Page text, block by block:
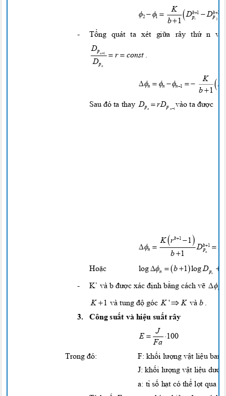
-
K
2 1 Db1 Dp
1
 p1 2
b1
Tổngquát ta xét giữa râythứn
Dpn1  r const.
Dpn
K
n n n1   D

b1
Sauđóta thay DprDp vào ta được
n n1
K rb1 1
 
n Dp
1 
n
b1
log b1 logD 
Hoặc  
n pn
- K’ và b đượcxácđịnh bằng cáchvẽn
K1và tung độ gócK'Kvà b
3. Công suất và hiệu suấtrây
J
E 100
Fa
Trongđó: F:khối lượng vật liệu ban
J:khối lượng vật liệu dưới
a: tỉ số hạtcóthể lọtqua